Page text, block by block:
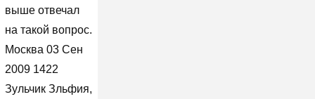
выше отвечал
на такой вопрос.
Москва 03 Сен
2009 1422
Зульчик Зльфия,